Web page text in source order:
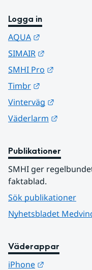
Logga in
AQUA
SIMAIR
SMHI Pro
Timbr
Vinterväg
Väderlarm
Publikationer
SMHI ger
faktablad.
Sök publikationer
Nyhetsbladet
Väderappar
iPhone